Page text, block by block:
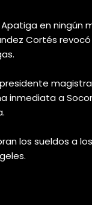
en ningún
Cortés
inmediata a
los sueldos a